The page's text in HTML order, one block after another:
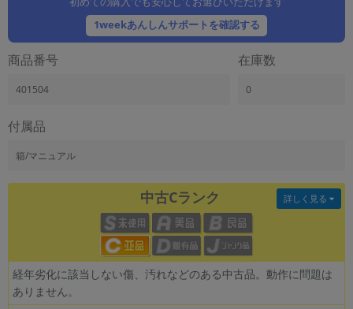
1weekあんしんサポートを確認する
商品番号
401504
在庫数
0
付属品
箱/マニュアル
中古Cランク
経年劣化に該当しない傷、汚れなどのある中古品。動作に問題は
ありません。
詳しく見る
商品の搭載機能による絞り込み
ドライブ
ドライブの絞り込み
ランク
商品状態の絞り込み
メモリ